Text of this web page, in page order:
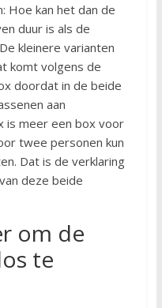
Hoe kan het dan de
duur is als de
kleinere varianten
komt volgens de
doordat in de beide
aan
is meer een box voor
twee personen kun
Dat is de verklaring
deze beide
om de
te